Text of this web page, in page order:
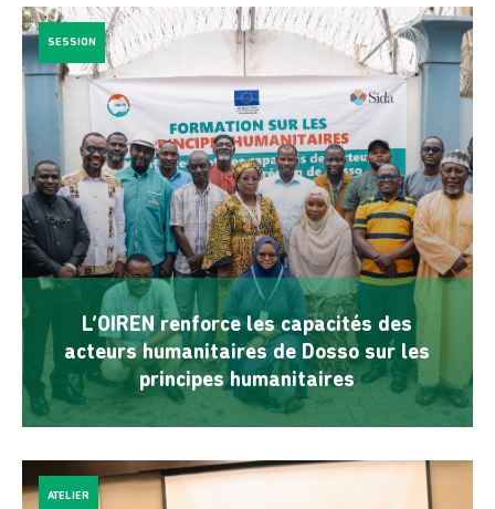
L’OIREN renforce les capacités des
acteurs humanitaires de Dosso sur les
principes humanitaires
SESSION
ATELIER